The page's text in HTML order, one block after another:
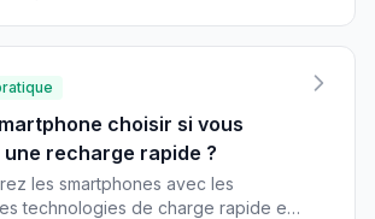
choisir si vous
une recharge rapide ?
les smartphones avec les
technologies de charge rapide en